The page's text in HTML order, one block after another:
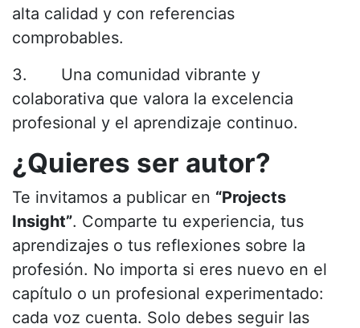
alta calidad y con referencias
comprobables.
3. Una comunidad vibrante y
colaborativa que valora la excelencia
profesional y el aprendizaje continuo.
¿Quieres ser autor?
Te invitamos a publicar en “Projects
Insight”. Comparte tu experiencia, tus
aprendizajes o tus reflexiones sobre la
profesión. No importa si eres nuevo en el
capítulo o un profesional experimentado:
cada voz cuenta. Solo debes seguir las